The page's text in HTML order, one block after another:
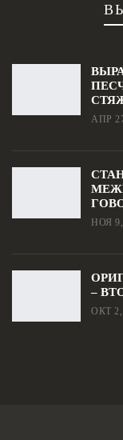
АПР
НОЯ 9,
–
ОКТ 2,